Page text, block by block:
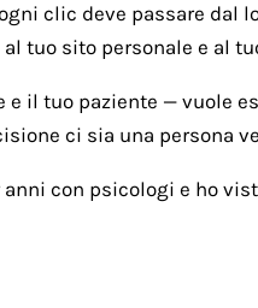
clic deve passare dal
tuo sito personale e al
il tuo paziente — vuole
ci sia una persona
anni con psicologi e ho